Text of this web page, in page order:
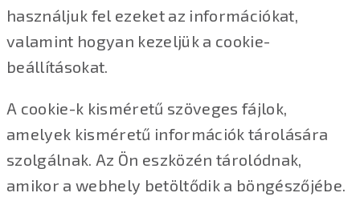
használjuk fel ezeket az információkat,
valamint hogyan kezeljük a cookie-
beállításokat.
A cookie-k kisméretű szöveges fájlok,
amelyek kisméretű információk tárolására
szolgálnak. Az Ön eszközén tárolódnak,
amikor a webhely betöltődik a böngészőjébe.